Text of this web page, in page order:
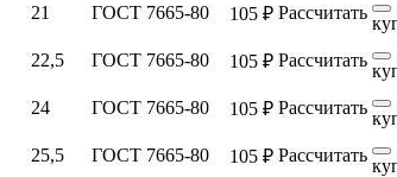
21 ГОСТ 7665-80 105 ₽ Рассчитать
22,5 ГОСТ 7665-80 105 ₽ Рассчитать
24 ГОСТ 7665-80 105 ₽ Рассчитать
25,5 ГОСТ 7665-80 105 ₽ Рассчитать